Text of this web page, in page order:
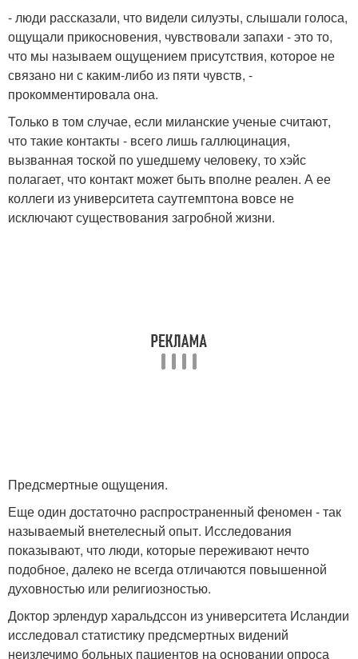
- люди рассказали, что видели силуэты, слышали голоса,
ощущали прикосновения, чувствовали запахи - это то,
что мы называем ощущением присутствия, которое не
связано ни с каким-либо из пяти чувств, -
прокомментировала она.
Только в том случае, если миланские ученые считают,
что такие контакты - всего лишь галлюцинация,
вызванная тоской по ушедшему человеку, то хэйс
полагает, что контакт может быть вполне реален. А ее
коллеги из университета саутгемптона вовсе не
исключают существования загробной жизни.
Предсмертные ощущения.
Еще один достаточно распространенный феномен - так
называемый внетелесный опыт. Исследования
показывают, что люди, которые переживают нечто
подобное, далеко не всегда отличаются повышенной
духовностью или религиозностью.
Доктор эрлендур харальдссон из университета Исландии
исследовал статистику предсмертных видений
неизлечимо больных пациентов на основании опроса